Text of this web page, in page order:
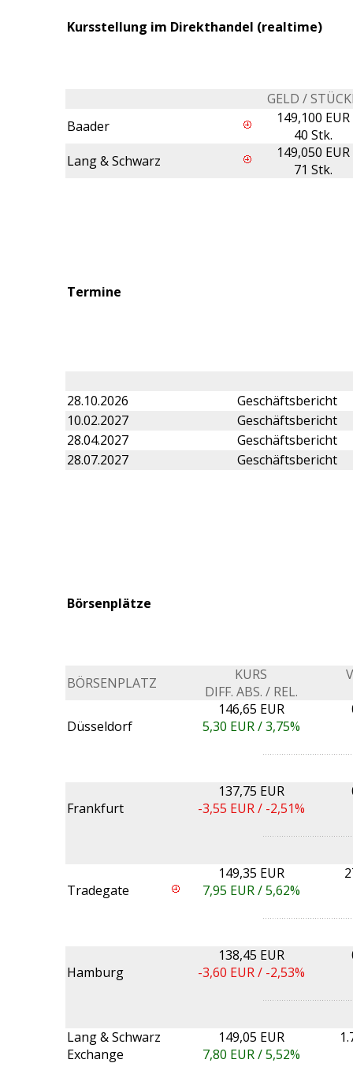
Kursstellung im Direkthandel (realtime)
GELD /
Baader
149,100 EUR
40 Stk.
Lang & Schwarz
149,050 EUR
71 Stk.
Termine
28.10.2026
Geschäftsbericht
10.02.2027
Geschäftsbericht
28.04.2027
Geschäftsbericht
28.07.2027
Geschäftsbericht
Börsenplätze
BÖRSENPLATZ
KURS
DIFF. ABS. / REL.
Düsseldorf
146,65 EUR
5,30 EUR /3,75%
Frankfurt
137,75 EUR
-3,55 EUR / -2,51%
Tradegate
149,35 EUR
7,95 EUR /5,62%
Hamburg
138,45 EUR
-3,60 EUR / -2,53%
Lang & Schwarz
Exchange
149,05 EUR
7,80 EUR /5,52%